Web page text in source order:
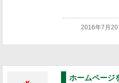
2016年7月20
ホームページ